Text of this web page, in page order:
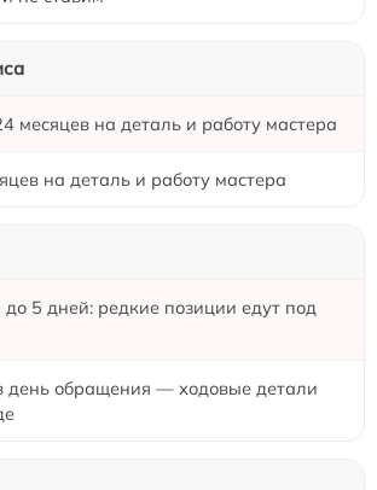
месяцев на деталь и работу мастера
на деталь и работу мастера
до 5 дней: редкие позиции едут под
день обращения — ходовые детали